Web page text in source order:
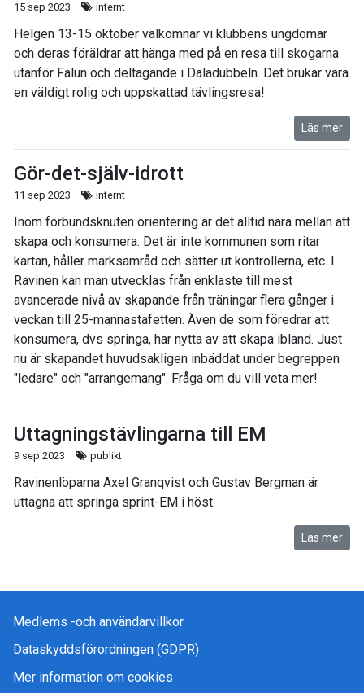
15 sep 2023 internt
Helgen 13-15 oktober välkomnar vi klubbens ungdomar
och deras föräldrar att hänga med på en resa till skogarna
utanför Falun och deltagande i Daladubbeln. Det brukar vara
en väldigt rolig och uppskattad tävlingsresa!
Läs mer
Gör-det-själv-idrott
11 sep 2023 internt
Inom förbundsknuten orientering är det alltid nära mellan att
skapa och konsumera. Det är inte kommunen som ritar
kartan, håller marksamråd och sätter ut kontrollerna, etc. I
Ravinen kan man utvecklas från enklaste till mest
avancerade nivå av skapande från träningar flera gånger i
veckan till 25-mannastafetten. Även de som föredrar att
konsumera, dvs springa, har nytta av att skapa ibland. Just
nu är skapandet huvudsakligen inbäddat under begreppen
"ledare" och "arrangemang". Fråga om du vill veta mer!
Uttagningstävlingarna till EM
9 sep 2023 publikt
Ravinenlöparna Axel Granqvist och Gustav Bergman är
uttagna att springa sprint-EM i höst.
Läs mer
Medlems -och användarvillkor
Dataskyddsförordningen (GDPR)
Mer information om cookies